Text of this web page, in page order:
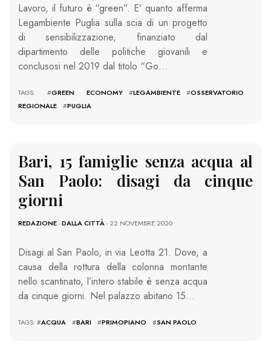
Lavoro, il futuro è “green”. E’ quanto afferma
Legambiente Puglia sulla scia di un progetto
di sensibilizzazione, finanziato dal
dipartimento delle politiche giovanili e
conclusosi nel 2019 dal titolo “Go…
TAGS: #GREEN ECONOMY #LEGAMBIENTE #OSSERVATORIO
REGIONALE
#PUGLIA
Bari, 15 famiglie senza acqua al
San Paolo: disagi da cinque
giorni
REDAZIONE-DALLA CITTÀ- 22 NOVEMBRE 2020
Disagi al San Paolo, in via Leotta 21. Dove, a
causa della rottura della colonna montante
nello scantinato, l’intero stabile è senza acqua
da cinque giorni. Nel palazzo abitano 15…
TAGS: #ACQUA #BARI #PRIMOPIANO #SAN PAOLO